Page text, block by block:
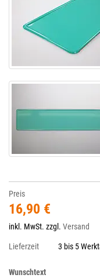
Preis
16,90 €
inkl. MwSt. zzgl. Versand
Lieferzeit 3 bis 5
Wunschtext